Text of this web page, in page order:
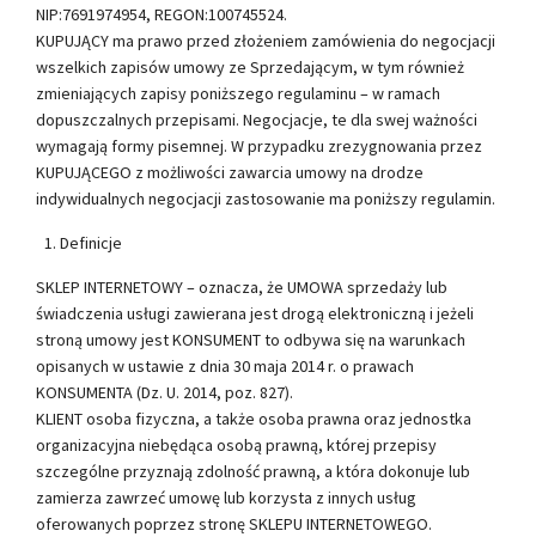
NIP:7691974954, REGON:100745524.
KUPUJĄCY ma prawo przed złożeniem zamówienia do negocjacji
wszelkich zapisów umowy ze Sprzedającym, w tym również
zmieniających zapisy poniższego regulaminu – w ramach
dopuszczalnych przepisami. Negocjacje, te dla swej ważności
wymagają formy pisemnej. W przypadku zrezygnowania przez
KUPUJĄCEGO z możliwości zawarcia umowy na drodze
indywidualnych negocjacji zastosowanie ma poniższy regulamin.
Definicje
SKLEP INTERNETOWY – oznacza, że UMOWA sprzedaży lub
świadczenia usługi zawierana jest drogą elektroniczną i jeżeli
stroną umowy jest KONSUMENT to odbywa się na warunkach
opisanych w ustawie z dnia 30 maja 2014 r. o prawach
KONSUMENTA (Dz. U. 2014, poz. 827).
KLIENT osoba fizyczna, a także osoba prawna oraz jednostka
organizacyjna niebędąca osobą prawną, której przepisy
szczególne przyznają zdolność prawną, a która dokonuje lub
zamierza zawrzeć umowę lub korzysta z innych usług
oferowanych poprzez stronę SKLEPU INTERNETOWEGO.